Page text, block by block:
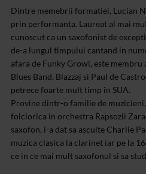
Dintre memebrii formatiei, Lucian
prin performanta. Laureat al mai
cunoscut ca un saxofonist de
de-a lungul timpului cantand in
afara de Funky Growl, este
Blues Band, Blazzaj si Paul de
petrece foarte mult timp in SUA.
Provine dintr-o familie de
folclorica in orchestra Rapsozii
saxofon, i-a dat sa asculte Charlie
muzica clasica la clarinet iar pe la
ce in ce mai mult saxofonul si sa